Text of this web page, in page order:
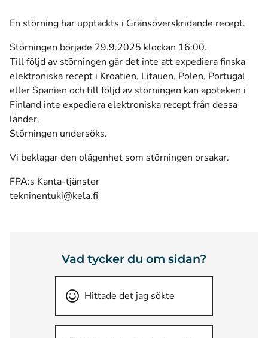
En störning har upptäckts i Gränsöverskridande recept.
Störningen började 29.9.2025 klockan 16:00.
Till följd av störningen går det inte att expediera finska
elektroniska recept i Kroatien, Litauen, Polen, Portugal
eller Spanien och till följd av störningen kan apoteken i
Finland inte expediera elektroniska recept från dessa
länder.
Störningen undersöks.
Vi beklagar den olägenhet som störningen orsakar.
FPA:s Kanta-tjänster
tekninentuki@kela.fi
Vad tycker du om sidan?
Hittade det jag sökte